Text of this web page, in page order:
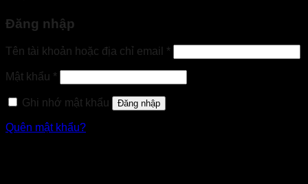
Đăng nhập
Tên tài khoản hoặc địa chỉ email *Bắt
buộc
Mật khẩu *Bắt
buộc
Ghi nhớ mật khẩu
Đăng nhập
Quên mật khẩu?